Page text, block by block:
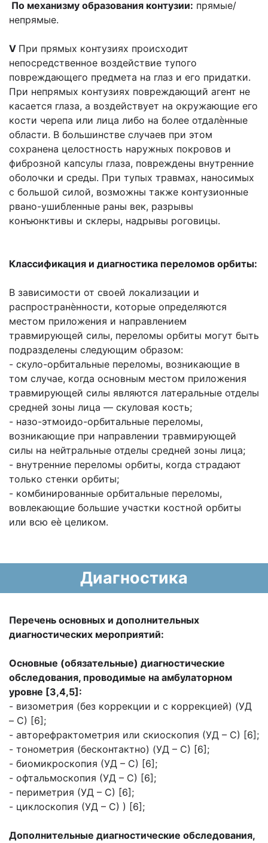
По механизму образования контузии: прямые/
непрямые.
V При прямых контузиях происходит
непосредственное воздействие тупого
повреждающего предмета на глаз и его придатки.
При непрямых контузиях повреждающий агент не
касается глаза, а воздействует на окружающие его
кости черепа или лица либо на более отдалѐнные
области. В большинстве случаев при этом
сохранена целостность наружных покровов и
фиброзной капсулы глаза, повреждены внутренние
оболочки и среды. При тупых травмах, наносимых
с большой силой, возможны также контузионные
рвано-ушибленные раны век, разрывы
конъюнктивы и склеры, надрывы роговицы.
Классификация и диагностика переломов орбиты:
В зависимости от своей локализации и
распространѐнности, которые определяются
местом приложения и направлением
травмирующей силы, переломы орбиты могут быть
подразделены следующим образом:
- скуло-орбитальные переломы, возникающие в
том случае, когда основным местом приложения
травмирующей силы являются латеральные отделы
средней зоны лица — скуловая кость;
- назо-этмоидо-орбитальные переломы,
возникающие при направлении травмирующей
силы на нейтральные отделы средней зоны лица;
- внутренние переломы орбиты, когда страдают
только стенки орбиты;
- комбинированные орбитальные переломы,
вовлекающие большие участки костной орбиты
или всю еѐ целиком.
Диагностика
Перечень основных и дополнительных
диагностических мероприятий:
Основные (обязательные) диагностические
обследования, проводимые на амбулаторном
уровне [3,4,5]:
- визометрия (без коррекции и с коррекцией) (УД
– С) [6];
- авторефрактометрия или скиоскопия (УД – С) [6];
- тонометрия (бесконтактно) (УД – С) [6];
- биомикроскопия (УД – С) [6];
- офтальмоскопия (УД – С) [6];
- периметрия (УД – С) [6];
- циклоскопия (УД – С) ) [6];
Дополнительные диагностические обследования,